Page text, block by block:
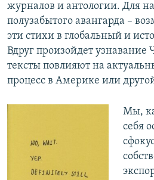
журналов и антологии. Для
полузабытого авангарда –
эти стихи в глобальный и
Вдруг произойдет узнавание
тексты повлияют на
процесс в Америке или
Мы,
себя